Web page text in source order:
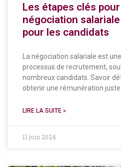
Les étapes clés
négociation
pour les candidats
La négociation salariale est
processus de recrutement,
nombreux candidats. Savoir
obtenir une rémunération
LIRE LA SUITE »
11 juin 2024